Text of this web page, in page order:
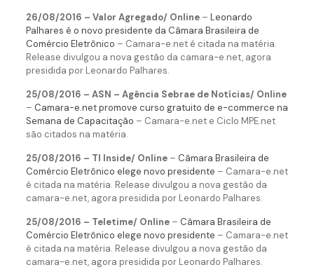
26/08/2016 – Valor Agregado/ Online– Leonardo
Palhares é o novo presidente da Câmara Brasileira de
Comércio Eletrônico – Camara-e.net é citada na matéria.
Release divulgou a nova gestão da camara-e.net, agora
presidida por Leonardo Palhares.
25/08/2016 – ASN – Agência Sebrae de Notícias/ Online
– Camara-e.net promove curso gratuito de e-commerce na
Semana de Capacitação – Camara-e.net e Ciclo MPE.net
são citados na matéria.
25/08/2016 – TI Inside/ Online– Câmara Brasileira de
Comércio Eletrônico elege novo presidente – Camara-e.net
é citada na matéria. Release divulgou a nova gestão da
camara-e.net, agora presidida por Leonardo Palhares.
25/08/2016 – Teletime/ Online– Câmara Brasileira de
Comércio Eletrônico elege novo presidente – Camara-e.net
é citada na matéria. Release divulgou a nova gestão da
camara-e.net, agora presidida por Leonardo Palhares.